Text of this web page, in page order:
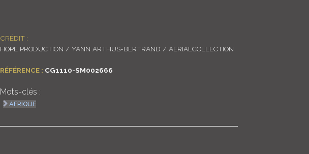
CRÉDIT :
HOPE PRODUCTION / YANN ARTHUS-BERTRAND / AERIALCOLLECTION
RÉFÉRENCE : CG1110-SM002666
Mots-clés :
AFRIQUE